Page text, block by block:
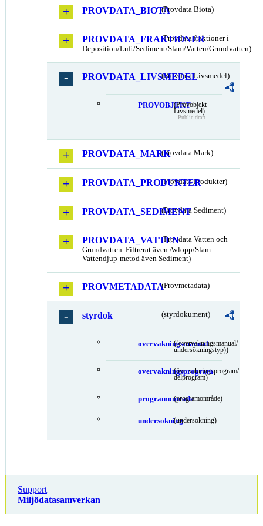
PROVDATA_BIOTA(Provdata Biota)
PROVDATA_FRAKTIONER
(Provdata fraktioner i
Deposition/Luft/Sediment/Slam/Vatten/Grundvatten)
PROVDATA_LIVSMEDEL
(Provdata Livsmedel)
PROVOBJEKT(Provobjekt
Livsmedel)
Public draft
PROVDATA_MARK(Provdata Mark)
PROVDATA_PRODUKTER
(Provdata Produkter)
PROVDATA_SEDIMENT(Provdata Sediment)
PROVDATA_VATTEN(Provdata Vatten och
Grundvatten. Filtrerat även Avlopp/Slam.
Vattendjup-metod även Sediment)
PROVMETADATA(Provmetadata)
styrdok (styrdokument)
overvakningsmanual
((övervakningsmanual/
undersökningstyp))
overvakningsprogram
(övervakningsprogram/
delprogram)
programomrade(programområde)
undersokning(undersokning)
Support
Miljödatasamverkan